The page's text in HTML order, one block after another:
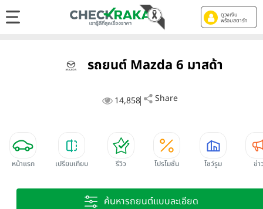
ดูวงเงิน
พร้อมสตาร์ท
รถยนต์ Mazda 6 มาสด้า
14,858 Share
หน้าแรก เปรียบเทียบ รีวิว โปรโมชั่น โชว์รูม ข่า
ค้นหารถยนต์แบบละเอียด